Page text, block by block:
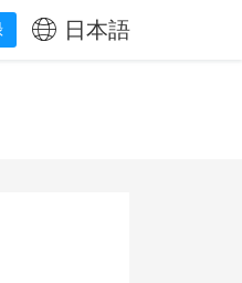
日本語